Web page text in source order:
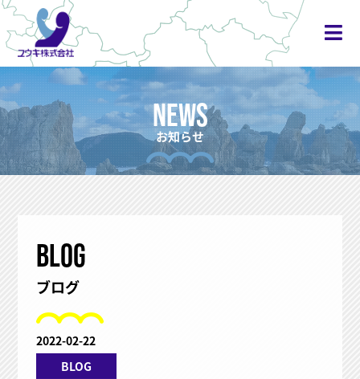
NEWS
お知らせ
BLOG
ブログ
2022-02-22
BLOG